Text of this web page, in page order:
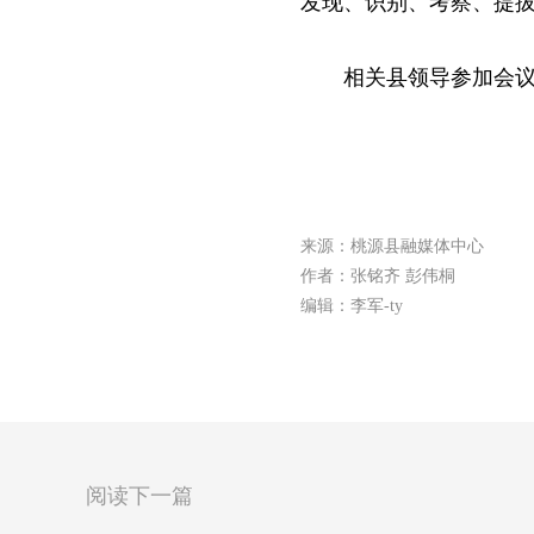
相关县领导参加会议
来源：桃源县融媒体中心
作者：张铭齐 彭伟桐
编辑：李军-ty
阅读下一篇